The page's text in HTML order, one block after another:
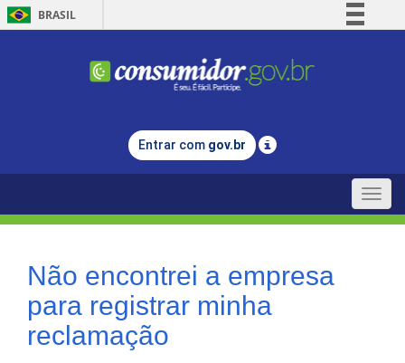
BRASIL
Comunica BR
Legislação
Entrar com gov.br
Toggle
Não encontrei a empresa
para registrar minha
reclamação